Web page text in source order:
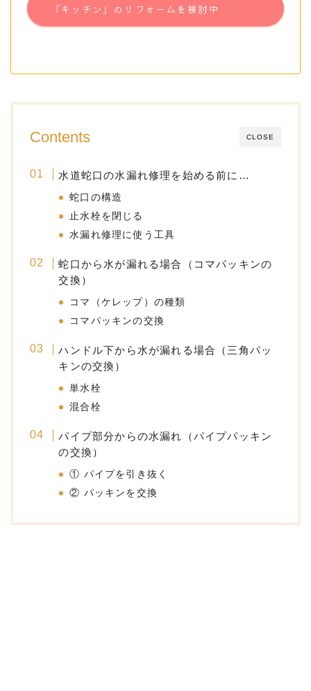
『キッチン』のリフォームを検討中
CLOSE
Contents
水道蛇口の水漏れ修理を始める前に…
蛇口の構造
止水栓を閉じる
水漏れ修理に使う工具
蛇口から水が漏れる場合（コマパッキンの
交換）
コマ（ケレップ）の種類
コマパッキンの交換
ハンドル下から水が漏れる場合（三角パッ
キンの交換）
単水栓
混合栓
パイプ部分からの水漏れ（パイプパッキン
の交換）
① パイプを引き抜く
② パッキンを交換